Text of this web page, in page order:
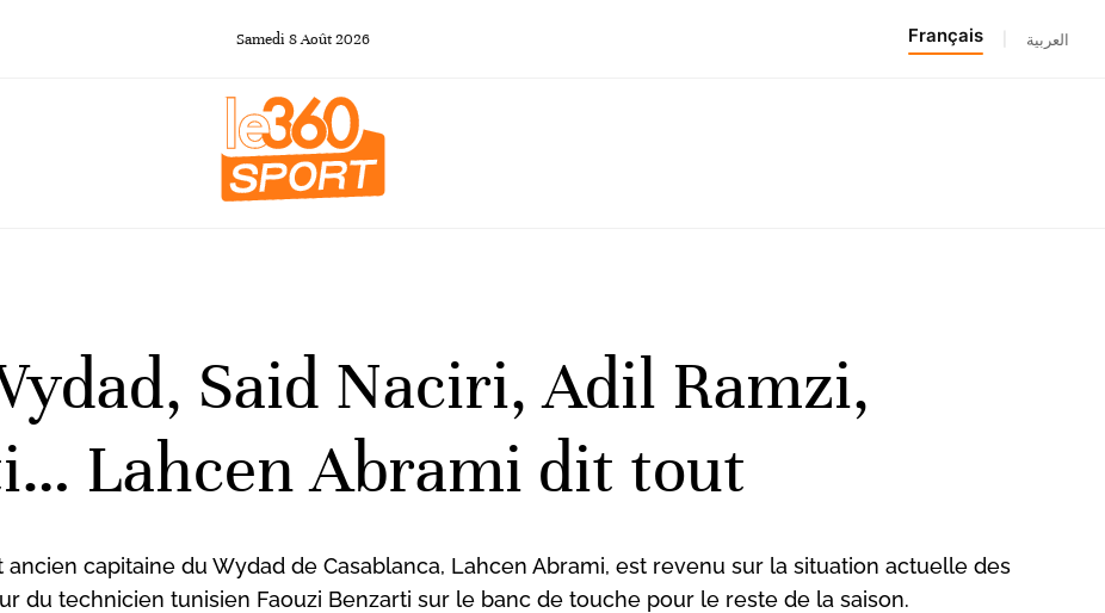
Samedi 8Août2026 Français العربية
Said Naciri, Adil Ramzi,
Lahcen Abrami dit tout
ancien capitaine du Wydad de Casablanca, Lahcen Abrami, est revenu sur la situation actuelle des
du technicien tunisien Faouzi Benzarti sur le banc de touche pour le reste de la saison.